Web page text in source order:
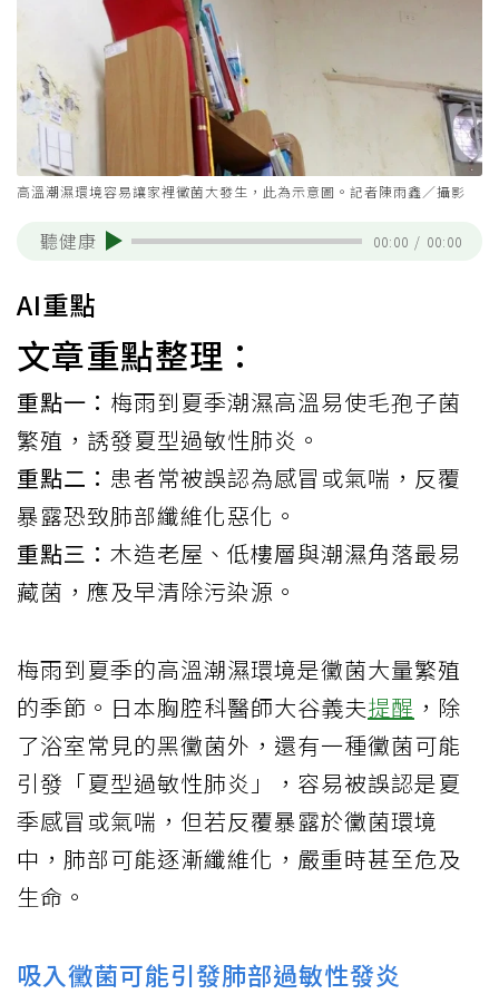
高溫潮濕環境容易讓家裡黴菌大發生，此為示意圖。記者陳雨鑫／攝影
聽健康 00:00 / 00:00
AI重點
文章重點整理：
重點一： 梅雨到夏季潮濕高溫易使毛孢子菌
繁殖，誘發夏型過敏性肺炎。
重點二： 患者常被誤認為感冒或氣喘，反覆
暴露恐致肺部纖維化惡化。
重點三： 木造老屋、低樓層與潮濕角落最易
藏菌，應及早清除污染源。
梅雨到夏季的高溫潮濕環境是黴菌大量繁殖
的季節。日本胸腔科醫師大谷義夫提醒 ，除
了浴室常見的黑黴菌外，還有一種黴菌可能
引發「夏型過敏性肺炎」，容易被誤認是夏
季感冒或氣喘，但若反覆暴露於黴菌環境
中，肺部可能逐漸纖維化，嚴重時甚至危及
生命。
吸入黴菌可能引發肺部過敏性發炎